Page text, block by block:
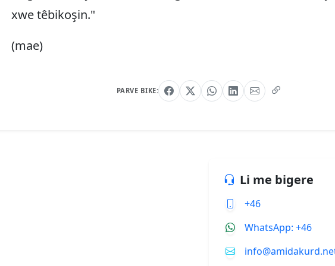
xwe têbikoşin."
(mae)
PARVE BIKE:
Li me bigere
+46
WhatsApp: +46